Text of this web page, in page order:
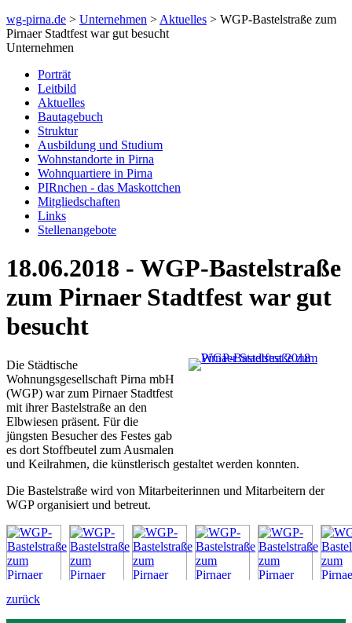
wg-pirna.de > Unternehmen > Aktuelles > WGP-Bastelstraße zum
Pirnaer Stadtfest war gut besucht
Unternehmen
Porträt
Leitbild
Aktuelles
Bautagebuch
Struktur
Ausbildung und Studium
Wohnstandorte in Pirna
Wohnquartiere in Pirna
PIRnchen - das Maskottchen
Mitgliedschaften
Links
Stellenangebote
18.06.2018 - WGP-Bastelstraße
zum Pirnaer Stadtfest war gut
besucht
Die Städtische
Wohnungsgesellschaft Pirna mbH
(WGP) war zum Pirnaer Stadtfest
mit ihrer Bastelstraße an den
Elbwiesen präsent. Für die
jüngsten Besucher des Festes gab
es dort Stoffbeutel zum Ausmalen
und Keilrahmen, die künstlerisch gestaltet werden konnten.
Die Bastelstraße wird von Mitarbeiterinnen und Mitarbeitern der
WGP organisiert und betreut.
zurück